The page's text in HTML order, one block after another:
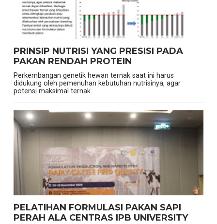
PRINSIP NUTRISI YANG PRESISI PADA
PAKAN RENDAH PROTEIN
Perkembangan genetik hewan ternak saat ini harus
didukung oleh pemenuhan kebutuhan nutrisinya, agar
potensi maksimal ternak...
PELATIHAN FORMULASI PAKAN SAPI
PERAH ALA CENTRAS IPB UNIVERSITY